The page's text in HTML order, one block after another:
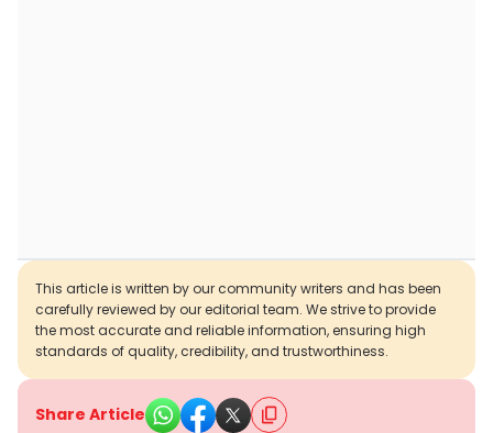
This article is written by our community writers and has been
carefully reviewed by our editorial team. We strive to provide
the most accurate and reliable information, ensuring high
standards of quality, credibility, and trustworthiness.
Share Article